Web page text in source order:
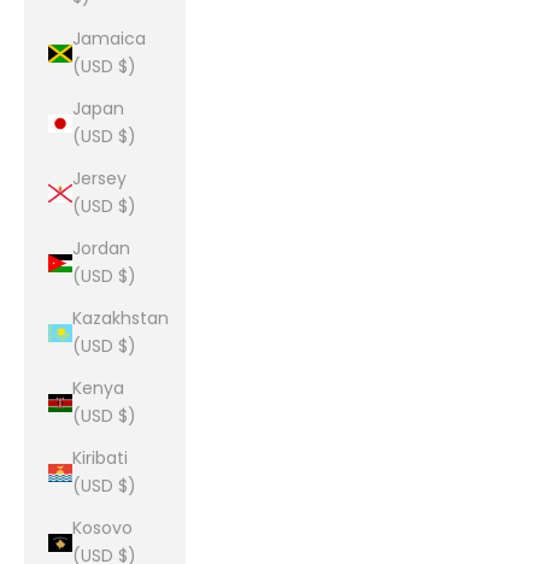
Jamaica
(USD $)
Japan
(USD $)
Jersey
(USD $)
Jordan
(USD $)
Kazakhstan
(USD $)
Kenya
(USD $)
Kiribati
(USD $)
Kosovo
(USD $)